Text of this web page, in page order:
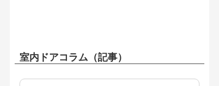
室内ドアコラム（記事）